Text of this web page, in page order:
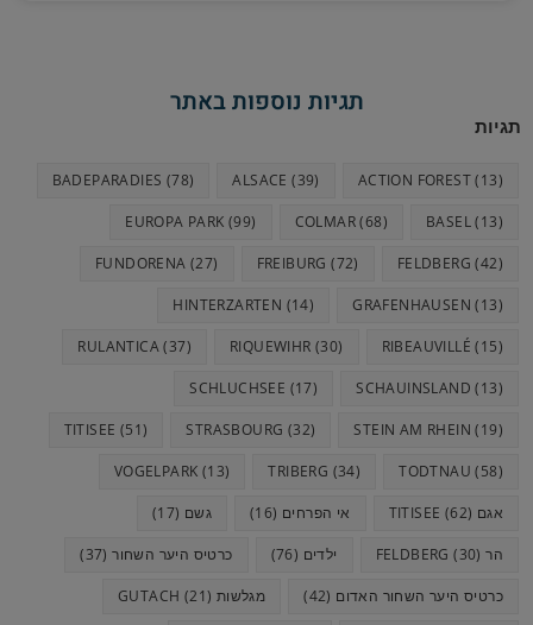
o
a
p
g
r
תגיות נוספות באתר
תגיות
ACTION FOREST(13)
ALSACE (39)
BADEPARADIES (78)
BASEL(13)
COLMAR(68)
EUROPA PARK (99)
FELDBERG (42)
FREIBURG (72)
FUNDORENA (27)
GRAFENHAUSEN (13)
HINTERZARTEN (14)
RIBEAUVILLÉ (15)
RIQUEWIHR (30)
RULANTICA(37)
SCHAUINSLAND (13)
SCHLUCHSEE (17)
STEIN AM RHEIN (19)
STRASBOURG (32)
TITISEE (51)
TODTNAU (58)
TRIBERG (34)
VOGELPARK (13)
אגם TITISEE (62) אי הפרחים (16) גשם (17)
הר FELDBERG (30) ילדים (76) כרטיס היער השחור(37)
כרטיס היער השחור האדום (42) מגלשות GUTACH (21)